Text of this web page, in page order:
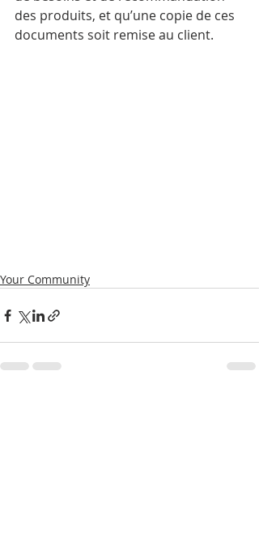
des produits, et qu’une copie de ces
documents soit remise au client.
Your Community